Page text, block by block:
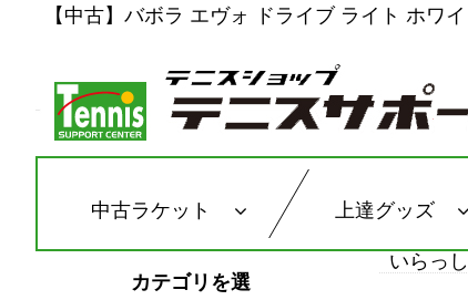
【中古】バボラ エヴォ ドライブ ライト ホワ
中古ラケット 上達グッズ
カテゴリを選
いらっ